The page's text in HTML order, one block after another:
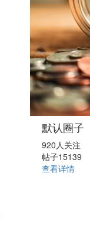
默认圈子
920人关注
帖子15139
查看详情